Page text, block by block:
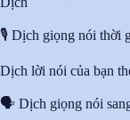
🎙️ Dịch giọng nói thời
Dịch lời nói của bạn
🗣️ Dịch giọng nói